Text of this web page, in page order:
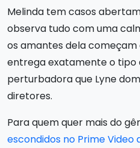
Melinda tem casos
observa tudo com uma
os amantes dela
entrega exatamente o tipo
perturbadora que Lyne
diretores.
Para quem quer mais do
escondidos no Prime Video